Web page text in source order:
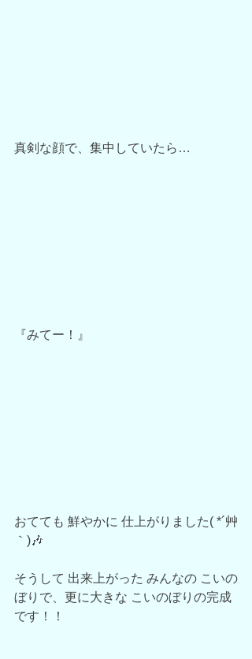
真剣な顔で、集中していたら…
『みてー！』
おてても 鮮やかに 仕上がりました( *´艸
｀)🎶
そうして 出来上がった みんなの こいの
ぼりで、更に大きな こいのぼりの完成
です！！